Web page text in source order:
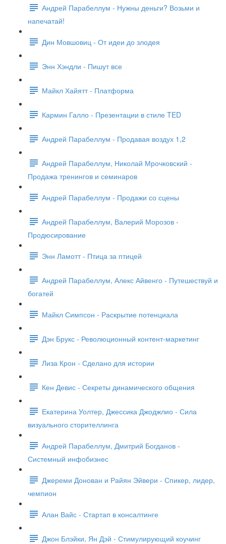
Андрей Парабеллум - Нужны деньги? Возьми и
напечатай!
Дин Мовшовиц - От идеи до злодея
Энн Хэндли - Пишут все
Майкл Хайятт - Платформа
Кармин Галло - Презентации в стиле TED
Андрей Парабеллум - Продавая воздух 1,2
Андрей Парабеллум, Николай Мрочковский -
Продажа тренингов и семинаров
Андрей Парабеллум - Продажи со сцены
Андрей Парабеллум, Валерий Морозов -
Продюсирование
Энн Ламотт - Птица за птицей
Андрей Парабеллум, Алекс Айвенго - Путешествуй и
богатей
Майкл Симпсон - Раскрытие потенциала
Дэн Брукс - Революционный контент-маркетинг
Лиза Крон - Сделано для истории
Кен Девис - Секреты динамического общения
Екатерина Уолтер, Джессика Джоджлио - Сила
визуального сторителлинга
Андрей Парабеллум, Дмитрий Богданов -
Системный инфобизнес
Джереми Донован и Райян Эйвери - Спикер, лидер,
чемпион
Алан Вайс - Стартап в консалтинге
Джон Блэйки, Ян Дэй - Стимулирующий коучинг